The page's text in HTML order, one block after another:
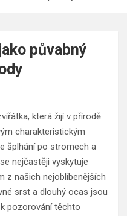
půvabný
která žijí v přírodě
charakteristickým
šplhání po stromech a
nejčastěji vyskytuje
z našich nejoblíbenějších
srst a dlouhý ocas jsou
pozorování těchto